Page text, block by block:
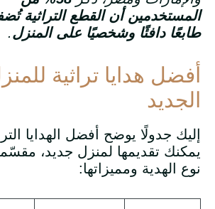
المستخدمين أن القطع التراثية
طابعًا دافئًا وشخصيًا على المنزل.
أفضل هدايا تراثية
الجديد
إليك جدولًا يوضح أفضل الهدايا
يمكنك تقديمها لمنزل جديد،
نوع الهدية ومميزاتها: